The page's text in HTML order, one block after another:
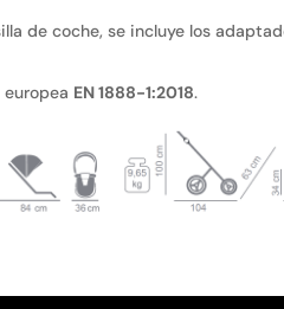
de coche, se incluye los
EN 1888-1:2018.